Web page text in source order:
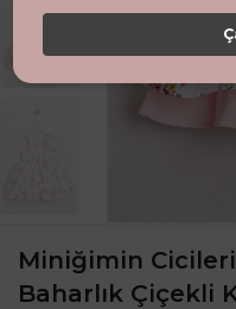
Miniğimin
Baharlık Çiçekli